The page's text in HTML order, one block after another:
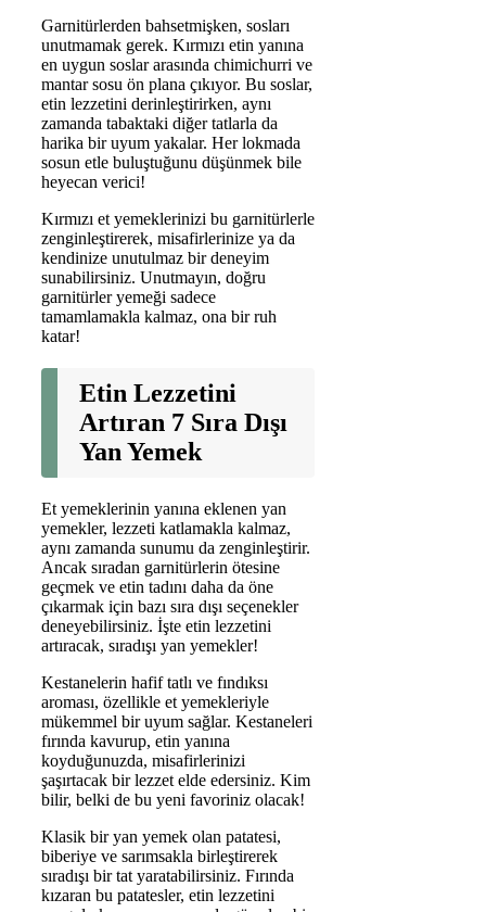
Garnitürlerden bahsetmişken, sosları
unutmamak gerek. Kırmızı etin yanına
en uygun soslar arasında chimichurri ve
mantar sosu ön plana çıkıyor. Bu soslar,
etin lezzetini derinleştirirken, aynı
zamanda tabaktaki diğer tatlarla da
harika bir uyum yakalar. Her lokmada
sosun etle buluştuğunu düşünmek bile
heyecan verici!
Kırmızı et yemeklerinizi bu garnitürlerle
zenginleştirerek, misafirlerinize ya da
kendinize unutulmaz bir deneyim
sunabilirsiniz. Unutmayın, doğru
garnitürler yemeği sadece
tamamlamakla kalmaz, ona bir ruh
katar!
Etin Lezzetini
Artıran 7 Sıra Dışı
Yan Yemek
Et yemeklerinin yanına eklenen yan
yemekler, lezzeti katlamakla kalmaz,
aynı zamanda sunumu da zenginleştirir.
Ancak sıradan garnitürlerin ötesine
geçmek ve etin tadını daha da öne
çıkarmak için bazı sıra dışı seçenekler
deneyebilirsiniz. İşte etin lezzetini
artıracak, sıradışı yan yemekler!
Kestanelerin hafif tatlı ve fındıksı
aroması, özellikle et yemekleriyle
mükemmel bir uyum sağlar. Kestaneleri
fırında kavurup, etin yanına
koyduğunuzda, misafirlerinizi
şaşırtacak bir lezzet elde edersiniz. Kim
bilir, belki de bu yeni favoriniz olacak!
Klasik bir yan yemek olan patatesi,
biberiye ve sarımsakla birleştirerek
sıradışı bir tat yaratabilirsiniz. Fırında
kızaran bu patatesler, etin lezzetini